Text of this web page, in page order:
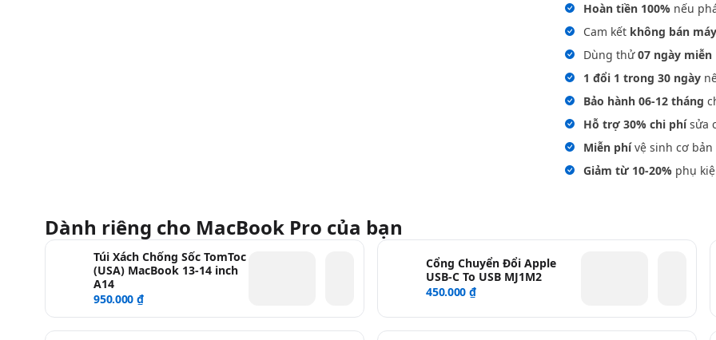
Hoàn tiền 100% nếu
Cam kết không bán
Dùng thử07 ngày miễn
1 đổi 1 trong 30 ngày
Bảo hành 06-12 tháng
Hỗ trợ 30% chi phísửa
Miễn phívệ sinh cơ
Giảm từ 10-20% phụ
Dành riêng cho MacBook Pro của bạn
Túi Xách Chống Sốc TomToc
(USA) MacBook 13-14 inch
A14
950.000 ₫
Cổng Chuyển Đổi Apple
USB-C To USB MJ1M2
450.000 ₫